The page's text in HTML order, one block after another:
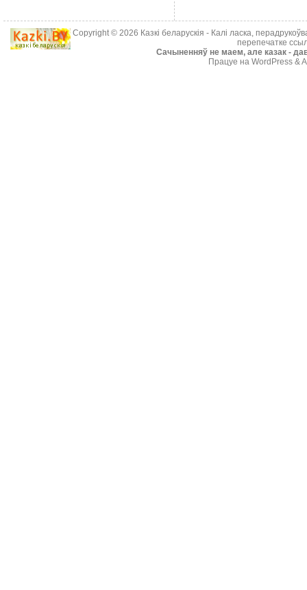
Copyright © 2026 Казкі беларускія - Калі ласка,
перепечатке
Cачыненняў не маем, але казак -
Працуе на WordPress &